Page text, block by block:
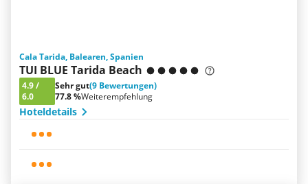
Cala Tarida, Balearen, Spanien
TUI BLUE Tarida Beach
4.9/
6.0
Sehr gut(9 Bewertungen)
77.8 %Weiterempfehlung
Hoteldetails